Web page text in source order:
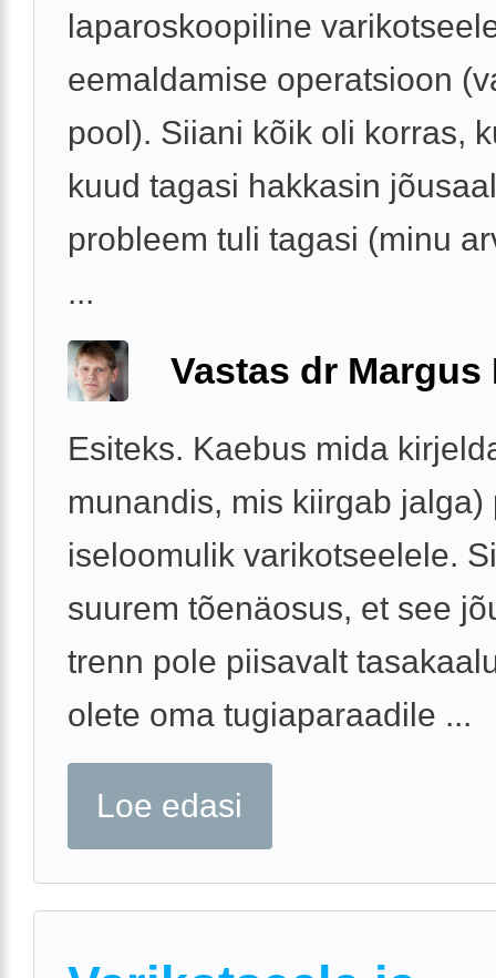
laparoskoopiline
eemaldamise operatsioon
pool). Siiani kõik oli korras,
kuud tagasi hakkasin
probleem tuli tagasi (minu
...
Vastas dr Margus
Esiteks. Kaebus mida
munandis, mis kiirgab jalga)
iseloomulik varikotseelele.
suurem tõenäosus, et see
trenn pole piisavalt
olete oma tugiaparaadile ...
Loe edasi